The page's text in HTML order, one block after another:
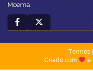
Moema.
Termos|
Criado com
e